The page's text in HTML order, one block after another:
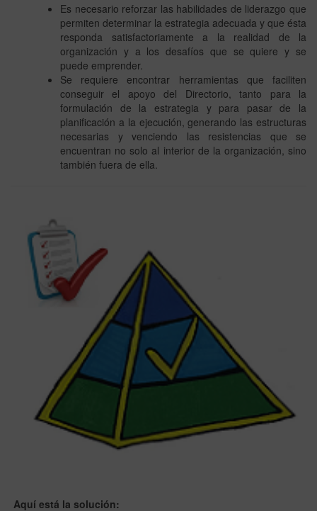
Es necesario reforzar las habilidades de liderazgo que
permiten determinar la estrategia adecuada y que ésta
responda satisfactoriamente a la realidad de la
organización y a los desafíos que se quiere y se
puede emprender.
Se requiere encontrar herramientas que faciliten
conseguir el apoyo del Directorio, tanto para la
formulación de la estrategia y para pasar de la
planificación a la ejecución, generando las estructuras
necesarias y venciendo las resistencias que se
encuentran no solo al interior de la organización, sino
también fuera de ella.
Aquí está la solución: